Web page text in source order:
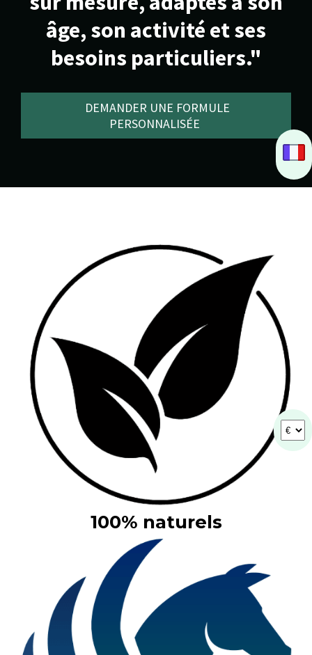
âge, son activité et ses
besoins particuliers."
DEMANDER UNE FORMULE
PERSONNALISÉE
100% naturels